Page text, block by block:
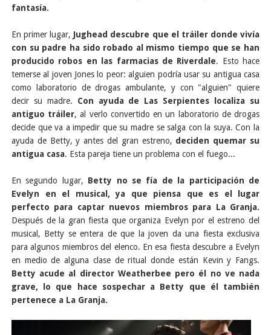
fantasía.
En primer lugar, Jughead descubre que el tráiler donde vivía
con su padre ha sido robado al mismo tiempo que se han
producido robos en las farmacias de Riverdale. Esto hace
temerse al joven Jones lo peor: alguien podría usar su antigua casa
como laboratorio de drogas ambulante, y con "alguien" quiere
decir su madre. Con ayuda de Las Serpientes localiza su
antiguo tráiler, al verlo convertido en un laboratorio de drogas
decide que va a impedir que su madre se salga con la suya. Con la
ayuda de Betty, y antes del gran estreno, deciden quemar su
antigua casa. Esta pareja tiene un problema con el fuego...
En segundo lugar, Betty no se fía de la participación de
Evelyn en el musical, ya que piensa que es el lugar
perfecto para captar nuevos miembros para La Granja.
Después de la gran fiesta que organiza Evelyn por el estreno del
musical, Betty se entera de que la joven da una fiesta exclusiva
para algunos miembros del elenco. En esa fiesta descubre a Evelyn
en medio de alguna clase de ritual donde están Kevin y Fangs.
Betty acude al director Weatherbee pero él no ve nada
grave, lo que hace sospechar a Betty que él también
pertenece a La Granja.